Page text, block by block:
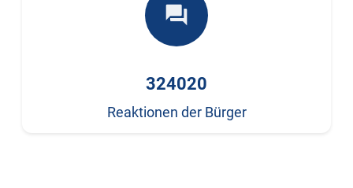
forum
324020
Reaktionen der Bürger